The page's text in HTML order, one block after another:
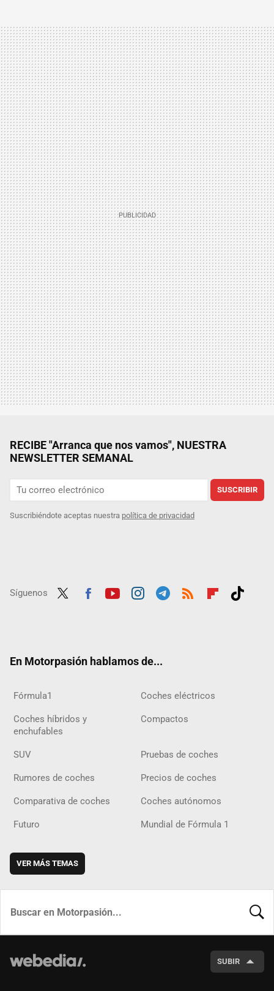
RECIBE "Arranca que nos vamos", NUESTRA
NEWSLETTER SEMANAL
SUSCRIBIR
Suscribiéndote aceptas nuestra política de privacidad
Síguenos
En Motorpasión hablamos de...
Fórmula1 Coches eléctricos
Coches híbridos y
enchufables
Compactos
SUV Pruebas de coches
Rumores de coches Precios de coches
Comparativa de coches Coches autónomos
Futuro Mundial de Fórmula 1
VER MÁS TEMAS
SUBIR